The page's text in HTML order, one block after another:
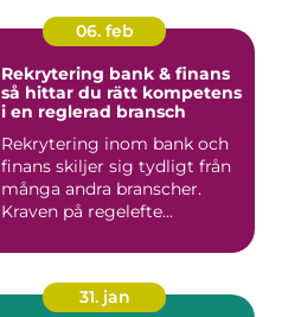
06. feb
Rekrytering bank & finans
så hittar du rätt kompetens
i en reglerad bransch
Rekrytering inom bank och
finans skiljer sig tydligt från
många andra branscher.
Kraven på regelefte...
31. jan